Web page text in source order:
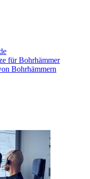
für Bohrhämmer
Bohrhämmern